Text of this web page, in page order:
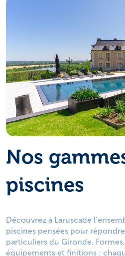
Nos
piscines
Découvrez à Laruscade
piscines pensées pour
particuliers du Gironde.
équipements et finitions :